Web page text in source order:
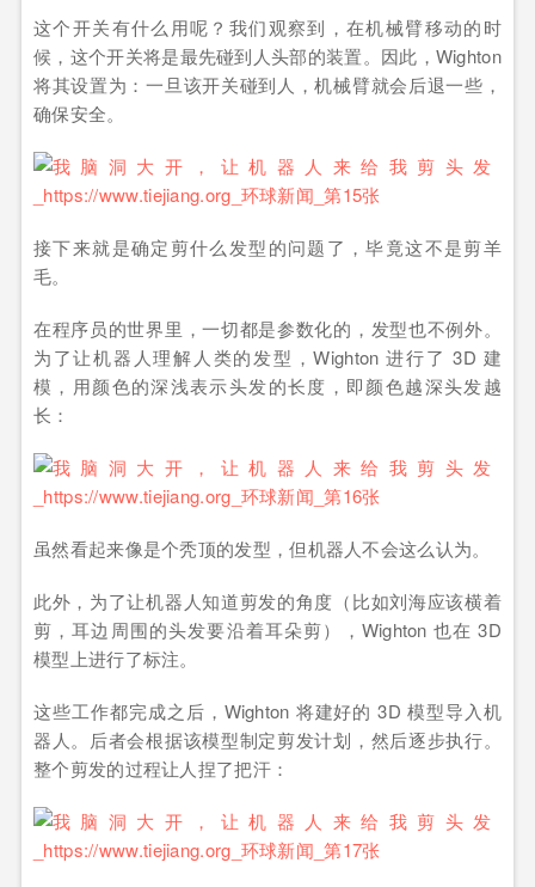
这个开关有什么用呢？我们观察到，在机械臂移动的时
候，这个开关将是最先碰到人头部的装置。因此，Wighton
将其设置为：一旦该开关碰到人，机械臂就会后退一些，
确保安全。
接下来就是确定剪什么发型的问题了，毕竟这不是剪羊
毛。
在程序员的世界里，一切都是参数化的，发型也不例外。
为了让机器人理解人类的发型，Wighton 进行了 3D 建
模，用颜色的深浅表示头发的长度，即颜色越深头发越
长：
虽然看起来像是个秃顶的发型，但机器人不会这么认为。
此外，为了让机器人知道剪发的角度（比如刘海应该横着
剪，耳边周围的头发要沿着耳朵剪），Wighton 也在 3D
模型上进行了标注。
这些工作都完成之后，Wighton 将建好的 3D 模型导入机
器人。后者会根据该模型制定剪发计划，然后逐步执行。
整个剪发的过程让人捏了把汗：